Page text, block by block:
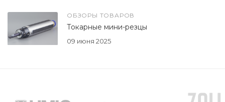
ОБЗОРЫ ТОВАРОВ
09 июня 2025
Токарные мини-резцы